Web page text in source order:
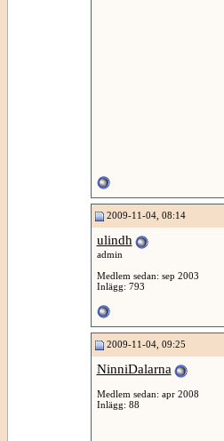
2009-11-04, 08:14
ulindh
admin
Medlem sedan: sep 2003
Inlägg: 793
2009-11-04, 09:25
NinniDalarna
Medlem sedan: apr 2008
Inlägg: 88